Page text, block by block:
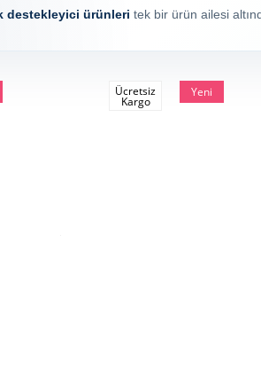
destekleyici ürünleri tek bir ürün ailesi
Ücretsiz
Kargo
Yeni